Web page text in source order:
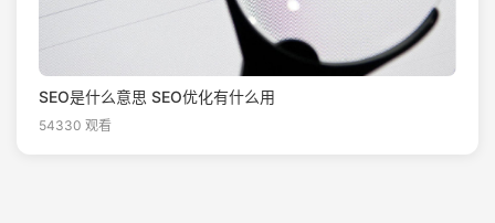
SEO是什么意思 SEO优化有什么用
54330 观看